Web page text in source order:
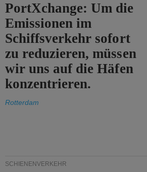
PortXchange: Um die
Emissionen im
Schiffsverkehr sofort
zu reduzieren, müssen
wir uns auf die Häfen
konzentrieren.
Rotterdam
SCHIENENVERKEHR